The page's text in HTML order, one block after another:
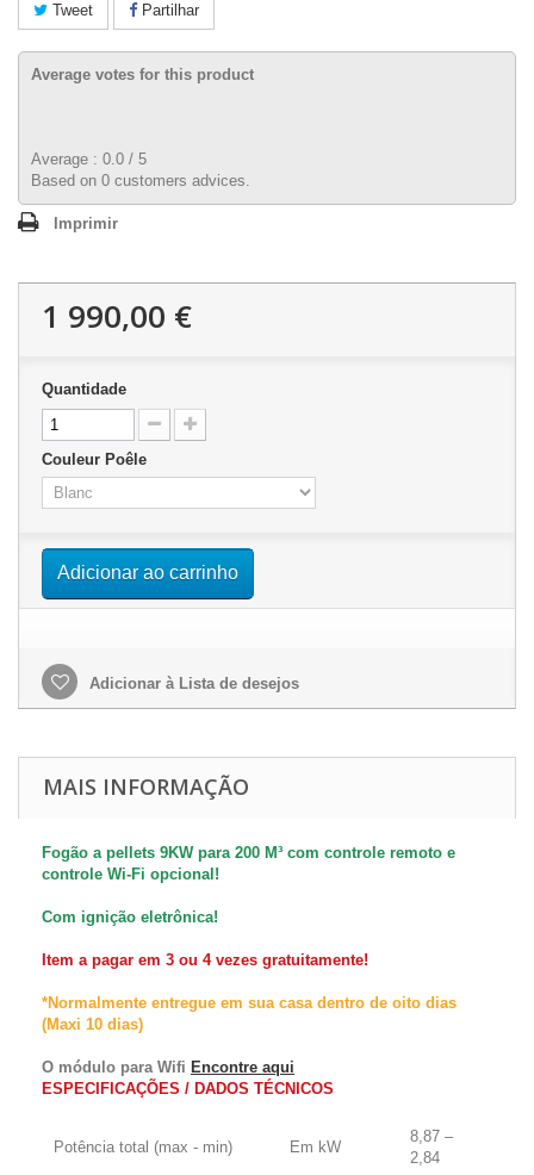
Tweet Partilhar
Average votes for this product
Average : 0.0 / 5
Based on 0 customers advices.
Imprimir
1 990,00 €
Quantidade
Couleur Poêle
Adicionar ao carrinho
Adicionar à Lista de desejos
MAIS INFORMAÇÃO
Fogão a pellets 9KW para 200 M³ com controle remoto e
controle Wi-Fi opcional!
Com ignição eletrônica!
Item a pagar em 3 ou 4 vezes gratuitamente!
*Normalmente entregue em sua casa dentro de oito dias
(Maxi 10 dias)
O módulo para Wifi Encontre aqui
ESPECIFICAÇÕES / DADOS TÉCNICOS
Potência total (max - min) Em kW
8,87 –
2,84